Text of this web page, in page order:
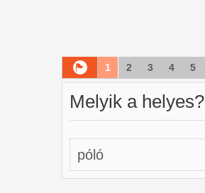
1 2 3 4 5
Melyik a helyes?
póló